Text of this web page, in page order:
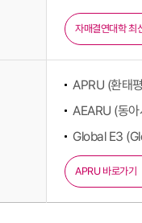
자매결연대학 최
APRU (환태
AEARU (동
Global E3
APRU 바로가기